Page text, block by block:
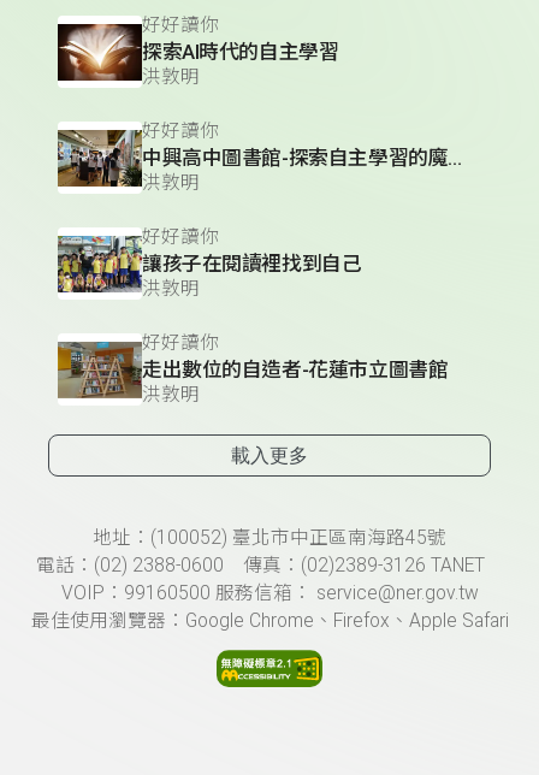
好好讀你
探索AI時代的自主學習
洪敦明
好好讀你
中興高中圖書館-探索自主學習的魔幻圖書館
洪敦明
好好讀你
讓孩子在閱讀裡找到自己
洪敦明
好好讀你
走出數位的自造者-花蓮市立圖書館
洪敦明
載入更多
頁尾資訊地址：(100052) 臺北市中正區南海路45號
電話：(02) 2388-0600 傳真：(02)2389-3126 TANET
VOIP：99160500 服務信箱： service@ner.gov.tw
最佳使用瀏覽器：Google Chrome、Firefox、Apple Safari